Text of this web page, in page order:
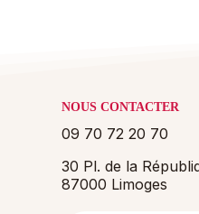
NOUS CONTACTER
09 70 72 20 70
30 Pl. de la
87000 Limoges